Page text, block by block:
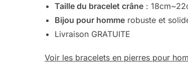
Taille du bracelet crâne:
Bijou pour hommerobuste et
Livraison GRATUITE
Voir les bracelets en pierres pour